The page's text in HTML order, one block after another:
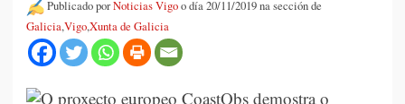
Publicado porNoticias Vigoo día 20/11/2019 na sección de
Galicia,Vigo,Xunta de Galicia